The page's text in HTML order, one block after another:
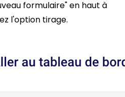
formulaire" en haut à
l'option tirage.